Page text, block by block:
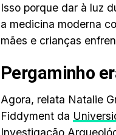
Isso porque dar à luz
a medicina moderna
mães e crianças
Pergaminho
Agora, relata Natalie
Fiddyment da
Investigação